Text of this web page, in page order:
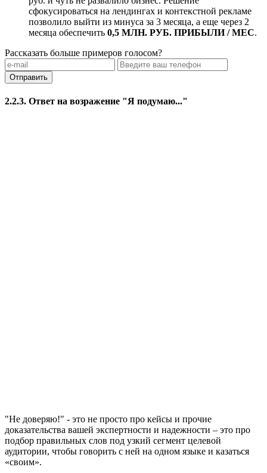
сфокусироваться на лендингах и контекстной рекламе
позволило выйти из минуса за 3 месяца, а еще через 2
месяца обеспечить 0,5 МЛН. РУБ. ПРИБЫЛИ / МЕС.
Рассказать больше примеров голосом?
Отправить
2.2.3. Ответ на возражение "Я подумаю..."
"Не доверяю!" - это не просто про кейсы и прочие
доказательства вашей экспертности и надежности – это про
подбор правильных слов под узкий сегмент целевой
аудитории, чтобы говорить с ней на одном языке и казаться
«своим».